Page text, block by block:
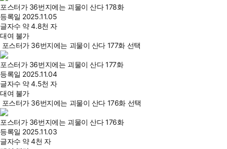
포스터가 36번지에는 괴물이 산다 178화
등록일 2025.11.05
글자수 약 4.8천 자
대여 불가
포스터가 36번지에는 괴물이 산다 177화 선택
포스터가 36번지에는 괴물이 산다 177화
등록일 2025.11.04
글자수 약 4.5천 자
대여 불가
포스터가 36번지에는 괴물이 산다 176화 선택
포스터가 36번지에는 괴물이 산다 176화
등록일 2025.11.03
글자수 약 4천 자